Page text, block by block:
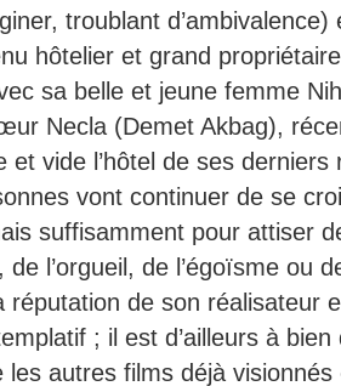
troublant d’ambivalence)
hôtelier et grand
sa belle et jeune femme
Necla (Demet Akbag),
et vide l’hôtel de ses
vont continuer de se
suffisamment pour attiser
l’orgueil, de l’égoïsme ou
réputation de son réalisateur
; il est d’ailleurs à
les autres films déjà